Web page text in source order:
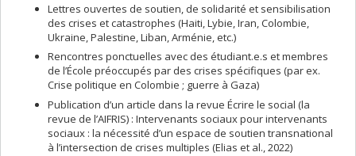
Lettres ouvertes de soutien, de solidarité et sensibilisation
des crises et catastrophes (Haiti, Lybie, Iran, Colombie,
Ukraine, Palestine, Liban, Arménie, etc.)
Rencontres ponctuelles avec des étudiant.e.s et membres
de l’École préoccupés par des crises spécifiques (par ex.
Crise politique en Colombie ; guerre à Gaza)
Publication d’un article dans la revue Écrire le social (la
revue de l’AIFRIS) : Intervenants sociaux pour intervenants
sociaux : la nécessité d’un espace de soutien transnational
à l’intersection de crises multiples (Elias et al., 2022)